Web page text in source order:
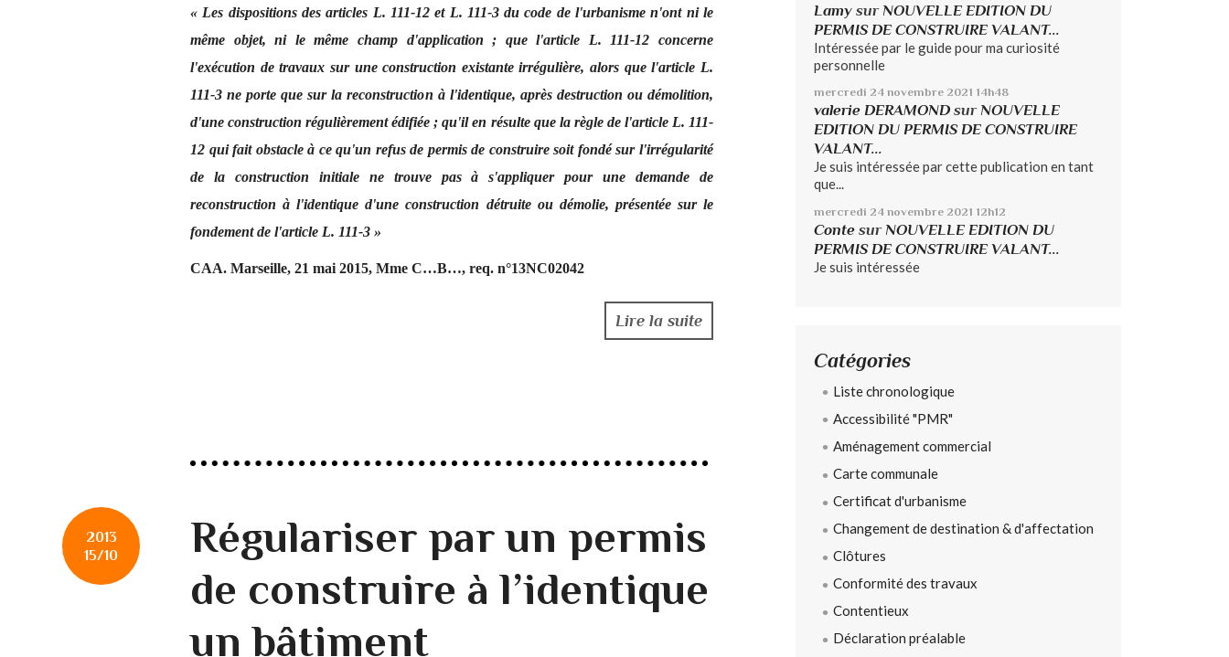
« Les dispositions des articles L. 111-12 et L. 111-3 du code de l'urbanisme n'ont ni le
même objet, ni le même champ d'application ; que l'article L. 111-12 concerne
l'exécution de travaux sur une construction existante irrégulière, alors que l'article L.
111-3 ne porte que sur la reconstruction à l'identique, après destruction ou démolition,
d'une construction régulièrement édifiée ; qu'il en résulte que la règle de l'article L. 111-
12 qui fait obstacle à ce qu'un refus de permis de construire soit fondé sur l'irrégularité
de la construction initiale ne trouve pas à s'appliquer pour une demande de
reconstruction à l'identique d'une construction détruite ou démolie, présentée sur le
fondement de l'article L. 111-3 »
CAA. Marseille, 21 mai 2015, Mme C…B…, req. n°13NC02042
Lire la suite
2013
15/10
Régulariser par un permis
de construire à l’identique
un bâtiment
Lamy sur NOUVELLE EDITION DU
PERMIS DE CONSTRUIRE VALANT...
Intéressée par le guide pour ma curiosité
personnelle
mercredi 24 novembre 2021 14h48
valerie DERAMOND sur NOUVELLE
EDITION DU PERMIS DE CONSTRUIRE
VALANT...
Je suis intéressée par cette publication en tant
que...
mercredi 24 novembre 2021 12h12
Conte sur NOUVELLE EDITION DU
PERMIS DE CONSTRUIRE VALANT...
Je suis intéressée
Catégories
Liste chronologique
Accessibilité "PMR"
Aménagement commercial
Carte communale
Certificat d'urbanisme
Changement de destination & d'affectation
Clôtures
Conformité des travaux
Contentieux
Déclaration préalable